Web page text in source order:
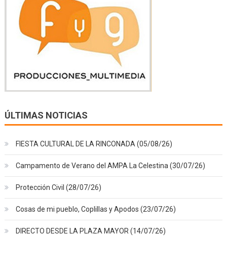
ÚLTIMAS NOTICIAS
FIESTA CULTURAL DE LA RINCONADA (05/08/26)
Campamento de Verano del AMPA La Celestina (30/07/26)
Protección Civil (28/07/26)
Cosas de mi pueblo, Coplillas y Apodos (23/07/26)
DIRECTO DESDE LA PLAZA MAYOR (14/07/26)